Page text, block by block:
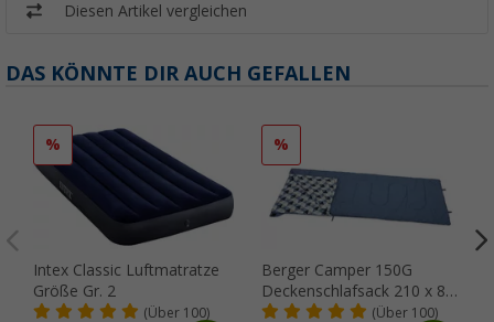
Diesen Artikel vergleichen
DAS KÖNNTE DIR AUCH GEFALLEN
%
Intex Classic Luftmatratze
Größe Gr. 2
(Über 100)
%
Berger Camper 150G
Deckenschlafsack 210 x 80
cm
(Über 100)